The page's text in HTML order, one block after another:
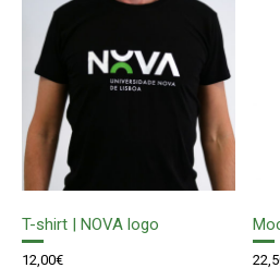
T-shirt | NOVA logo
12,00€